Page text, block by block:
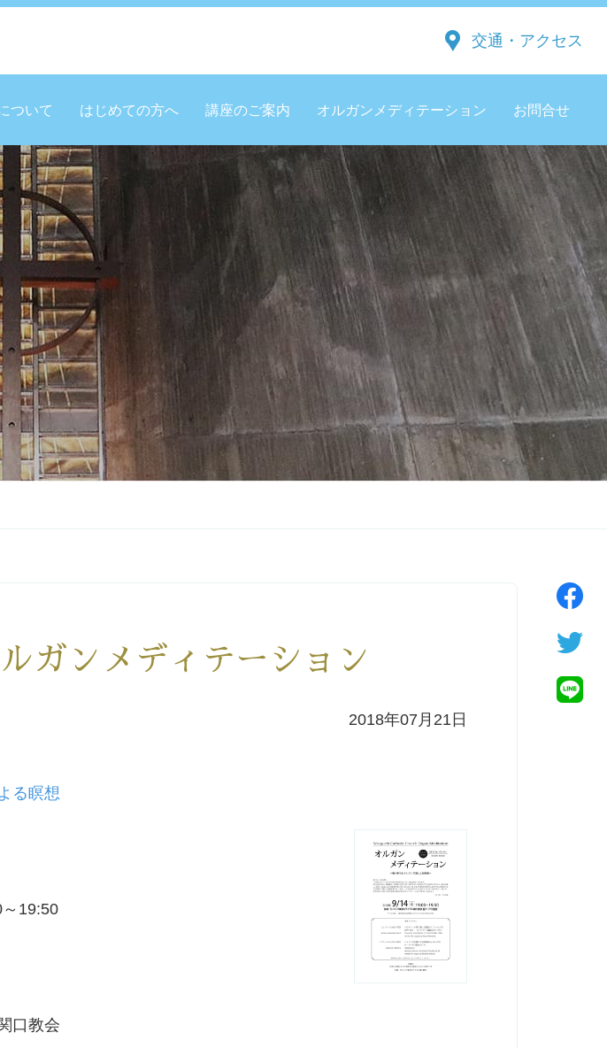
交通・アクセス
ついて はじめての方へ 講座のご案内 オルガンメディテーション お問合せ
ガンメディテーション
2018年07月21日
る瞑想
19:50
口教会